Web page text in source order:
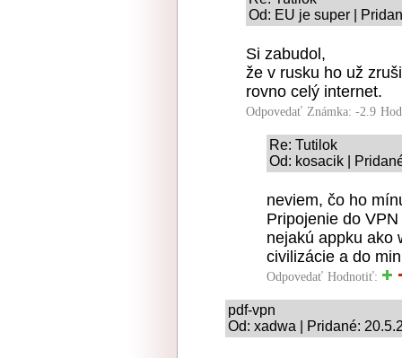
Od: EU je super |
Si zabudol,
že v rusku ho už
rovno celý internet.
Odpovedať Známka: -2.9
Re: Tutilok
Od: kosacik |
neviem, čo ho
Pripojenie do
nejakú appku ako
civilizácie a do
Odpovedať Hodnotiť:
pdf-vpn
Od: xadwa | Pridané: